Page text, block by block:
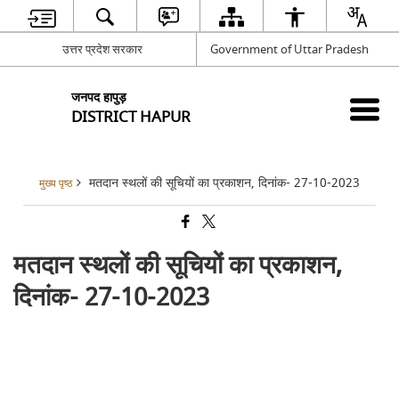
उत्तर प्रदेश सरकार Government of Uttar Pradesh
जनपद हापुड़
DISTRICT HAPUR
मुख्य पृष्ठ मतदान स्थलों की सूचियों का प्रकाशन, दिनांक- 27-10-2023
मतदान स्थलों की सूचियों का प्रकाशन,
दिनांक- 27-10-2023